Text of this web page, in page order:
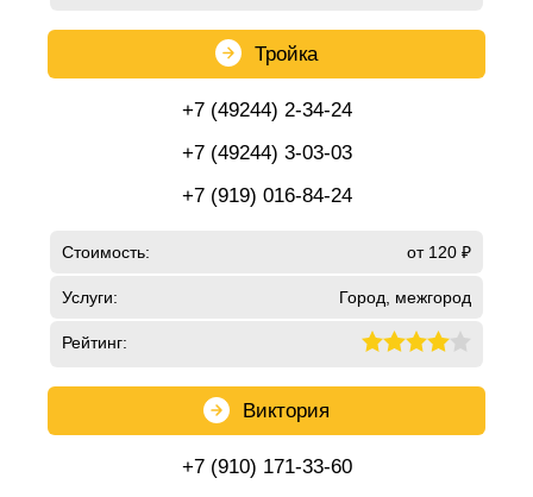
Тройка
+7 (49244) 2-34-24
+7 (49244) 3-03-03
+7 (919) 016-84-24
Стоимость: от 120 ₽
Услуги: Город, межгород
Рейтинг:
Виктория
+7 (910) 171-33-60